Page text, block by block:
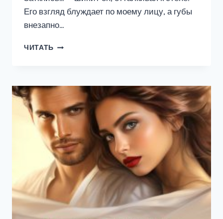
Его взгляд блуждает по моему лицу, а губы
внезапно…
ЧИТАТЬ ЗАТКНИСЬ